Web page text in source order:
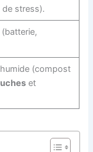
stress).
(batterie,
(compost
et